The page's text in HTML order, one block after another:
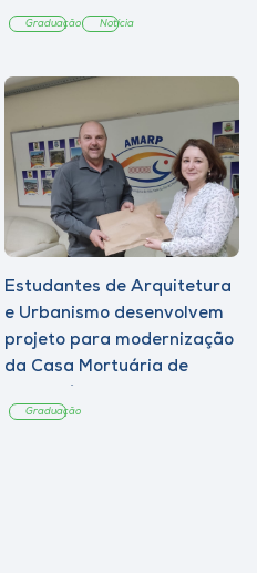
Graduação Notícia
Estudantes de Arquitetura
e Urbanismo desenvolvem
projeto para modernização
da Casa Mortuária de
Graduação